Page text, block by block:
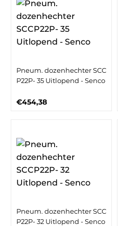
Pneum. dozenhechter SCC
P22P- 35 Uitlopend - Senco
€454,38
Pneum. dozenhechter SCC
P22P- 32 Uitlopend - Senco